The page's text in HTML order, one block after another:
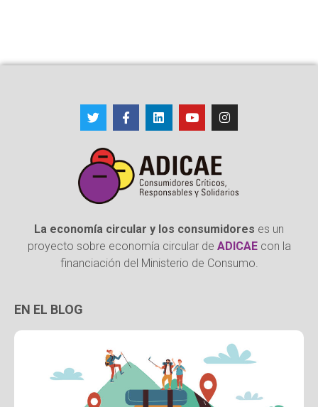
La economía circular y los consumidores es un
proyecto sobre economía circular de ADICAEcon la
financiación del Ministerio de Consumo.
EN EL BLOG